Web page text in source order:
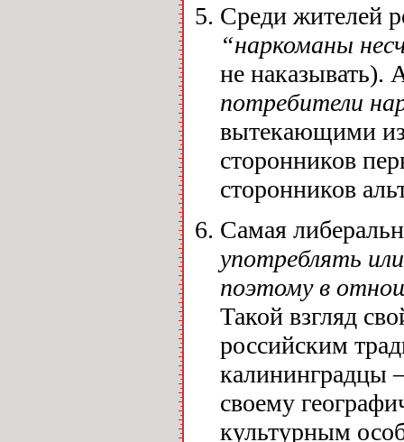
Среди жителей
“наркоманы
не наказывать).
потребители
вытекающими из
сторонников
сторонников
Самая
употреблять
поэтому в
Такой взгляд
российским
калининградцы
своему
культурным